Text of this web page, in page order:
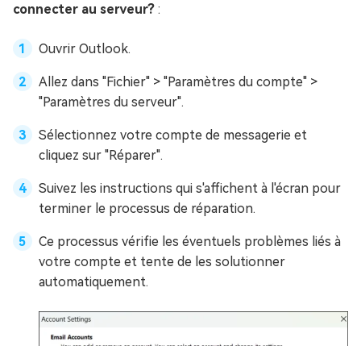
connecter au serveur? :
Ouvrir Outlook.
Allez dans "Fichier" > "Paramètres du compte" >
"Paramètres du serveur".
Sélectionnez votre compte de messagerie et
cliquez sur "Réparer".
Suivez les instructions qui s'affichent à l'écran pour
terminer le processus de réparation.
Ce processus vérifie les éventuels problèmes liés à
votre compte et tente de les solutionner
automatiquement.